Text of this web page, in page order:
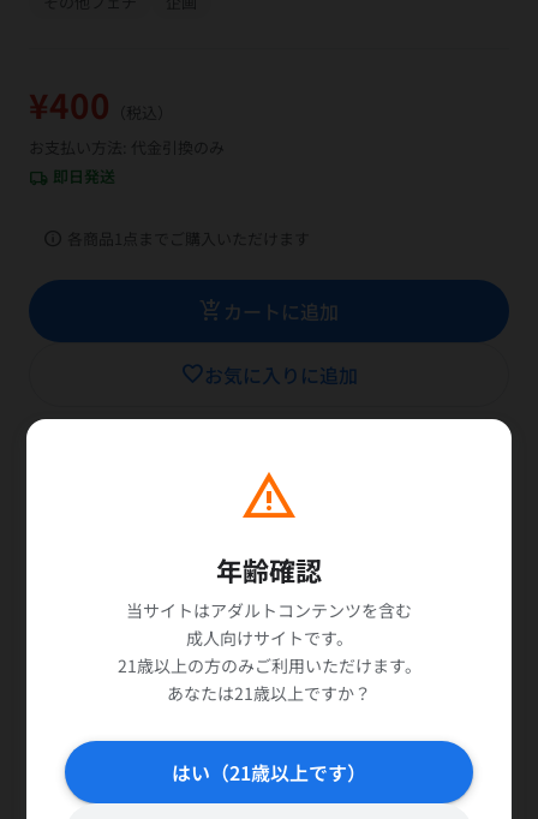
¥400
local_shipping 即日発送
add_shopping_cart カートに追加
favorite_borderお気に入りに追加
男女が集う出会い系サークルの根城に潜入。インターネットで
募集されるヤリ目的の飲み会では、恥を捨てた方々がカメラの
う関係に発展することもあるという。せっかく来たんです！ヤ
ラにゃ損ですよ！
関連商品
レーベル STAR PARADISE
warning
年齢確認
当サイトはアダルトコンテンツを含む
成人向けサイトです。
21歳以上の方のみご利用いただけます。
あなたは21歳以上ですか？
はい（21歳以上です）